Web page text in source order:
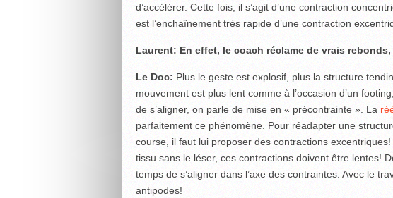
d’accélérer. Cette fois, il s’agit d’une contraction
est l’enchaînement très rapide d’une contraction
Laurent: En effet, le coach réclame de vrais
Le Doc: Plus le geste est explosif, plus la structure
mouvement est plus lent comme à l’occasion d’un
de s’aligner, on parle de mise en « précontrainte ». La
parfaitement ce phénomène. Pour réadapter une
course, il faut lui proposer des contractions
tissu sans le léser, ces contractions doivent être lentes!
temps de s’aligner dans l’axe des contraintes. Avec le
antipodes!